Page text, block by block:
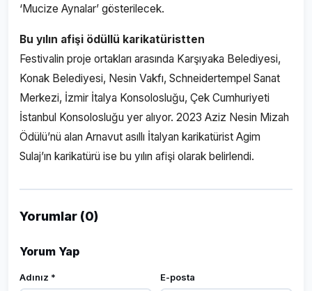
‘Mucize Aynalar’ gösterilecek.
Bu yılın afişi ödüllü karikatüristten
Festivalin proje ortakları arasında Karşıyaka Belediyesi,
Konak Belediyesi, Nesin Vakfı, Schneidertempel Sanat
Merkezi, İzmir İtalya Konsolosluğu, Çek Cumhuriyeti
İstanbul Konsolosluğu yer alıyor. 2023 Aziz Nesin Mizah
Ödülü’nü alan Arnavut asıllı İtalyan karikatürist Agim
Sulaj’ın karikatürü ise bu yılın afişi olarak belirlendi.
Yorumlar (0)
Yorum Yap
Adınız * E-posta